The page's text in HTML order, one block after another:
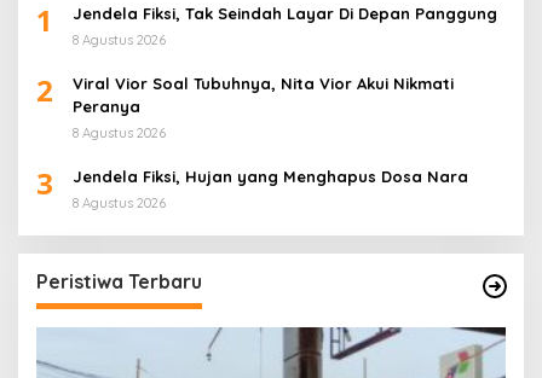
1 Jendela Fiksi, Tak Seindah Layar Di Depan Panggung
8 Agustus 2026
2
Viral Vior Soal Tubuhnya, Nita Vior Akui Nikmati
Peranya
8 Agustus 2026
3 Jendela Fiksi, Hujan yang Menghapus Dosa Nara
8 Agustus 2026
Peristiwa Terbaru